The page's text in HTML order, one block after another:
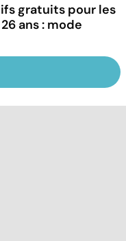
gratuits pour les
ans : mode